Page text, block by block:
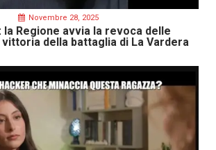
Novembre 28, 2025
la Regione avvia la revoca delle
della battaglia di La Vardera